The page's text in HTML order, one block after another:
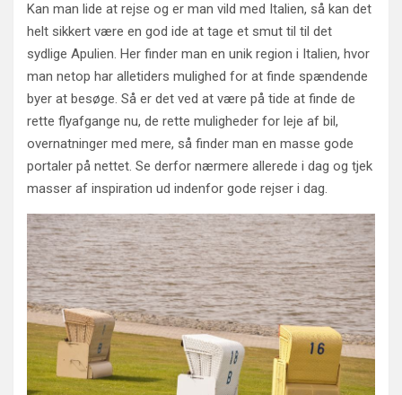
Kan man lide at rejse og er man vild med Italien, så kan det
helt sikkert være en god ide at tage et smut til til det
sydlige Apulien. Her finder man en unik region i Italien, hvor
man netop har alletiders mulighed for at finde spændende
byer at besøge. Så er det ved at være på tide at finde de
rette flyafgange nu, de rette muligheder for leje af bil,
overnatninger med mere, så finder man en masse gode
portaler på nettet. Se derfor nærmere allerede i dag og tjek
masser af inspiration ud indenfor gode rejser i dag.